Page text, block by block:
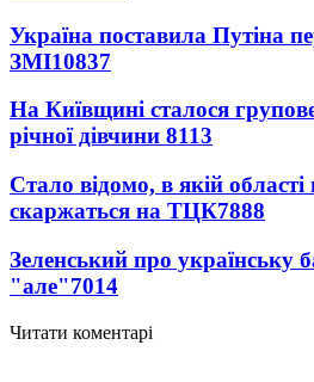
Україна поставила Путіна
ЗМІ10837
На Київщині сталося
річної дівчини 8113
Стало відомо, в якій
скаржаться на ТЦК7888
Зеленський про українську
"але"7014
Читати коментарі